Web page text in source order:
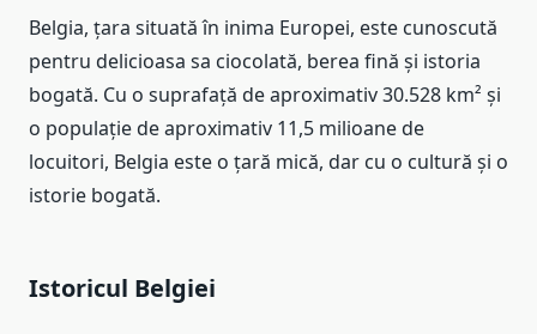
Belgia, țara situată în inima Europei, este cunoscută
pentru delicioasa sa ciocolată, berea fină și istoria
bogată. Cu o suprafață de aproximativ 30.528 km² și
o populație de aproximativ 11,5 milioane de
locuitori, Belgia este o țară mică, dar cu o cultură și o
istorie bogată.
Istoricul Belgiei